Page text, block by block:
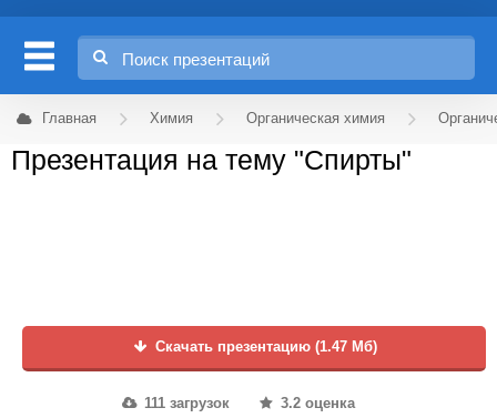
Главная Химия Органическая химия
Презентация на тему "Спирты"
Скачать презентацию (1.47 Мб)
111 загрузок 3.2 оценка